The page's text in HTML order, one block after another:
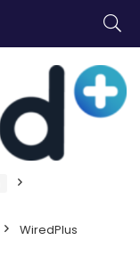
WiredPlus